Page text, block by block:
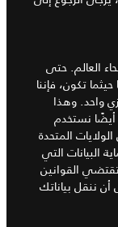
العالم. حتى
تكون، فإننا
واحد. وهذا
أيضًا نستخدم
المتحدة
البيانات التي
القوانين
ننقل بياناتك